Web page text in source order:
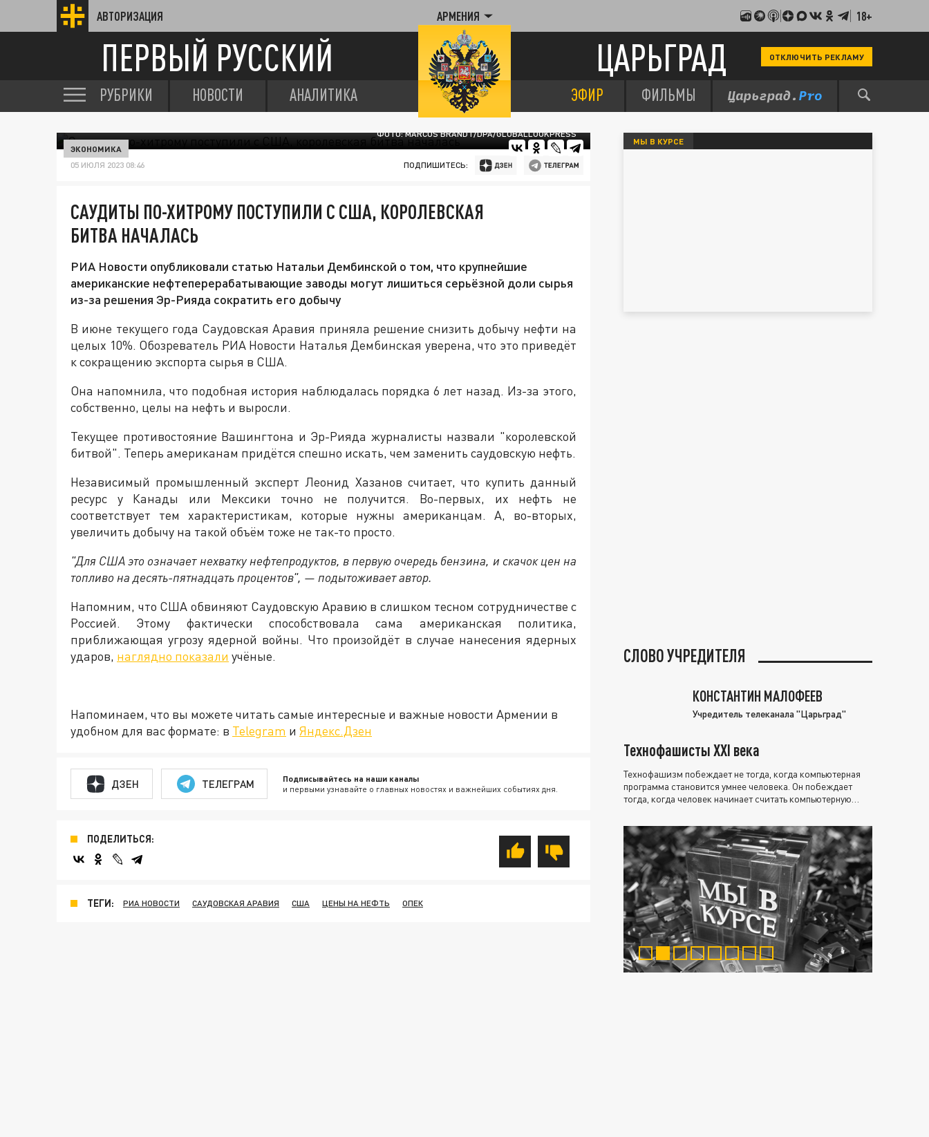
АВТОРИЗАЦИЯ АРМЕНИЯ 18+
ПЕРВЫЙ РУССКИЙ ЦАРЬГРАД ОТКЛЮЧИТЬ РЕКЛАМУ
РУБРИКИ НОВОСТИ АНАЛИТИКА ЭФИР ФИЛЬМЫ
ФОТО: MARCUS BRANDT/DPA/GLOBALLOOKPRESS
ЭКОНОМИКА
05 ИЮЛЯ 2023 08:46 ПОДПИШИТЕСЬ:
САУДИТЫ ПО-ХИТРОМУ ПОСТУПИЛИ С США, КОРОЛЕВСКАЯ
БИТВА НАЧАЛАСЬ
РИА Новости опубликовали статью Натальи Дембинской о том, что крупнейшие
американские нефтеперерабатывающие заводы могут лишиться серьёзной доли сырья
из-за решения Эр-Рияда сократить его добычу
В июне текущего года Саудовская Аравия приняла решение снизить добычу нефти на
целых 10%. Обозреватель РИА Новости Наталья Дембинская уверена, что это приведёт
к сокращению экспорта сырья в США.
Она напомнила, что подобная история наблюдалась порядка 6 лет назад. Из-за этого,
собственно, целы на нефть и выросли.
Текущее противостояние Вашингтона и Эр-Рияда журналисты назвали "королевской
битвой". Теперь американам придётся спешно искать, чем заменить саудовскую нефть.
Независимый промышленный эксперт Леонид Хазанов считает, что купить данный
ресурс у Канады или Мексики точно не получится. Во-первых, их нефть не
соответствует тем характеристикам, которые нужны американцам. А, во-вторых,
увеличить добычу на такой объём тоже не так-то просто.
"Для США это означает нехватку нефтепродуктов, в первую очередь бензина, и скачок цен на
топливо на десять-пятнадцать процентов", — подытоживает автор.
Напомним, что США обвиняют Саудовскую Аравию в слишком тесном сотрудничестве с
Россией. Этому фактически способствовала сама американская политика,
приближающая угрозу ядерной войны. Что произойдёт в случае нанесения ядерных
ударов, наглядно показали учёные.
Напоминаем, что вы можете читать самые интересные и важные новости Армении в
удобном для вас формате: в Telegram и Яндекс.Дзен
ДЗЕН ТЕЛЕГРАМ Подписывайтесь на наши каналы
и первыми узнавайте о главных новостях и важнейших событиях дня.
ПОДЕЛИТЬСЯ:
ТЕГИ: РИА НОВОСТИ САУДОВСКАЯ АРАВИЯ США ЦЕНЫ НА НЕФТЬ ОПЕК
МЫ В КУРСЕ
СЛОВО УЧРЕДИТЕЛЯ
КОНСТАНТИН МАЛОФЕЕВ
Учредитель телеканала "Царьград"
Технофашисты XXI века
Технофашизм побеждает не тогда, когда компьютерная
программа становится умнее человека. Он побеждает
тогда, когда человек начинает считать компьютерную